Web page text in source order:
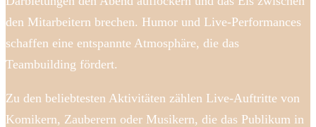
den Mitarbeitern brechen. Humor und Live-Performances
schaffen eine entspannte Atmosphäre, die das
Teambuilding fördert.
Zu den beliebtesten Aktivitäten zählen Live-Auftritte von
Komikern, Zauberern oder Musikern, die das Publikum in